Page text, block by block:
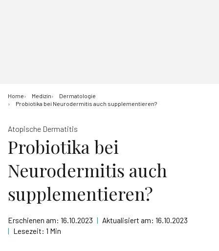
Home Medizin
Dermatologie
Probiotika bei Neurodermitis auch supplementieren?
Atopische Dermatitis
Probiotika bei
Neurodermitis auch
supplementieren?
Erschienen am: 16.10.2023 | Aktualisiert am: 16.10.2023
| Lesezeit: 1 Min